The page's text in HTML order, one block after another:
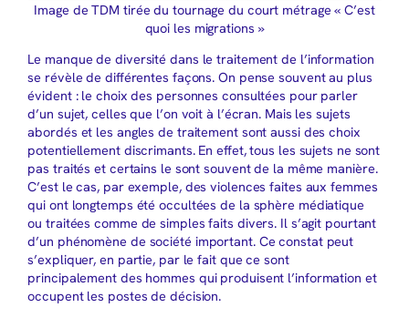
Image de TDM tirée du tournage du court métrage « C’est
quoi les migrations »
Le manque de diversité dans le traitement de l’information
se révèle de différentes façons. On pense souvent au plus
évident : le choix des personnes consultées pour parler
d’un sujet, celles que l’on voit à l’écran. Mais les sujets
abordés et les angles de traitement sont aussi des choix
potentiellement discrimants. En effet, tous les sujets ne sont
pas traités et certains le sont souvent de la même manière.
C’est le cas, par exemple, des violences faites aux femmes
qui ont longtemps été occultées de la sphère médiatique
ou traitées comme de simples faits divers. Il s’agit pourtant
d’un phénomène de société important. Ce constat peut
s’expliquer, en partie, par le fait que ce sont
principalement des hommes qui produisent l’information et
occupent les postes de décision.